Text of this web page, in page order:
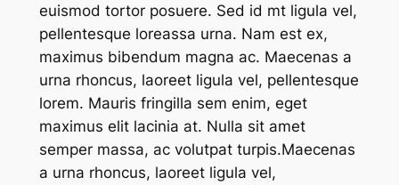
euismod tortor posuere. Sed id mt ligula vel,
pellentesque loreassa urna. Nam est ex,
maximus bibendum magna ac. Maecenas a
urna rhoncus, laoreet ligula vel, pellentesque
lorem. Mauris fringilla sem enim, eget
maximus elit lacinia at. Nulla sit amet
semper massa, ac volutpat turpis.Maecenas
a urna rhoncus, laoreet ligula vel,